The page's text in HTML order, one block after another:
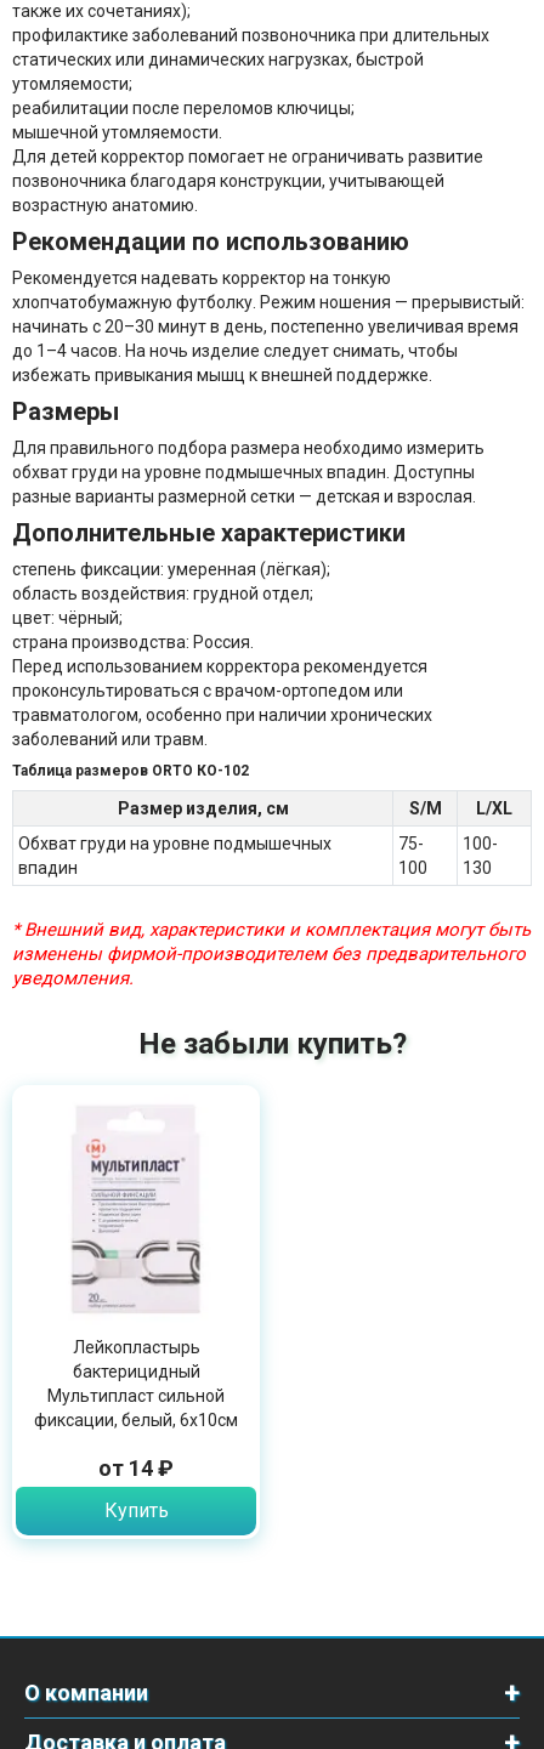
также их сочетаниях);
профилактике заболеваний позвоночника при длительных
статических или динамических нагрузках, быстрой
утомляемости;
реабилитации после переломов ключицы;
мышечной утомляемости.
Для детей корректор помогает не ограничивать развитие
позвоночника благодаря конструкции, учитывающей
возрастную анатомию.
Рекомендации по использованию
Рекомендуется надевать корректор на тонкую
хлопчатобумажную футболку. Режим ношения — прерывистый:
начинать с 20–30 минут в день, постепенно увеличивая время
до 1–4 часов. На ночь изделие следует снимать, чтобы
избежать привыкания мышц к внешней поддержке.
Размеры
Для правильного подбора размера необходимо измерить
обхват груди на уровне подмышечных впадин. Доступны
разные варианты размерной сетки — детская и взрослая.
Дополнительные характеристики
степень фиксации: умеренная (лёгкая);
область воздействия: грудной отдел;
цвет: чёрный;
страна производства: Россия.
Перед использованием корректора рекомендуется
проконсультироваться с врачом-ортопедом или
травматологом, особенно при наличии хронических
заболеваний или травм.
Таблица размеров ORTO КО-102
Размер изделия, см S/M
L/XL
Обхват груди на уровне подмышечных
впадин
75-
100
100-
130
* Внешний вид, характеристики и комплектация могут быть
изменены фирмой-производителем без предварительного
уведомления.
Не забыли купить?
Лейкопластырь
бактерицидный
Мультипласт сильной
фиксации, белый, 6х10см
от 14 ₽
Купить
О компании
Доставка и оплата